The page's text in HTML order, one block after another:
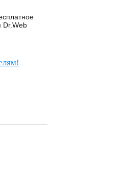
Dr.Web